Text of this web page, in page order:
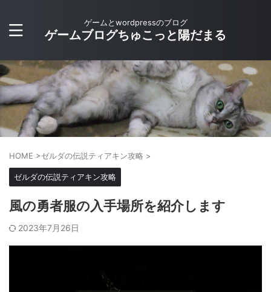
ゲームとwordpressのブログ
ゲームブログちゅこっと陽だまる
HOME >ゼルダの伝説ティアキン攻略 >
ゼルダの伝説ティアキン攻略
風の勇者服の入手場所を紹介します
2023年7月26日